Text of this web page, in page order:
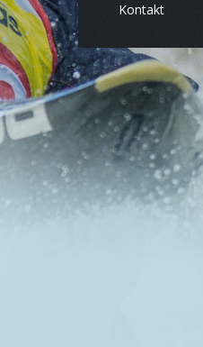
Kontakt